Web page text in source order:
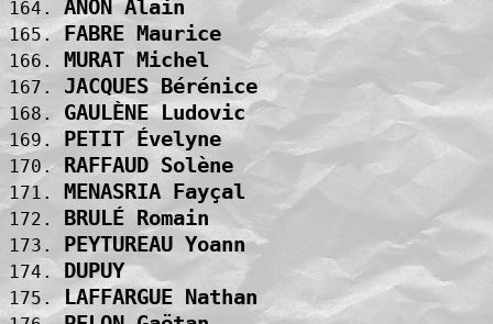
164. ANON Alain
165. FABRE Maurice
166. MURAT Michel
167. JACQUES Bérénice
168. GAULÈNE Ludovic
169. PETIT Évelyne
170. RAFFAUD Solène
171. MENASRIA Fayçal
172. BRULÉ Romain
173. PEYTUREAU Yoann
174. DUPUY
175. LAFFARGUE Nathan